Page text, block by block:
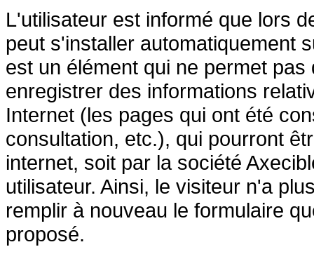
L'utilisateur est informé que lors
peut s'installer automatiquement
est un élément qui ne permet
enregistrer des informations
Internet (les pages qui ont été
consultation, etc.), qui pourront
internet, soit par la société
utilisateur. Ainsi, le visiteur n'a
remplir à nouveau le formulaire
proposé.